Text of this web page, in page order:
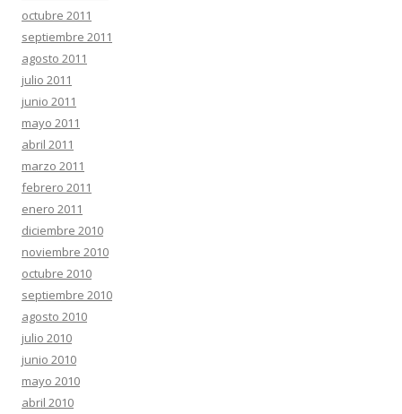
octubre 2011
septiembre 2011
agosto 2011
julio 2011
junio 2011
mayo 2011
abril 2011
marzo 2011
febrero 2011
enero 2011
diciembre 2010
noviembre 2010
octubre 2010
septiembre 2010
agosto 2010
julio 2010
junio 2010
mayo 2010
abril 2010